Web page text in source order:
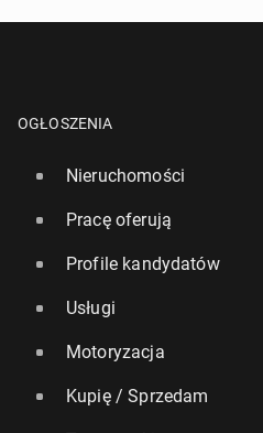
OGŁOSZENIA
Nieruchomości
Pracę oferują
Profile kandydatów
Usługi
Motoryzacja
Kupię / Sprzedam